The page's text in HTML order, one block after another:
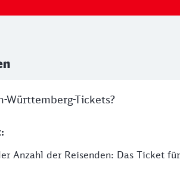
Württemberg-Tickets?
Anzahl der Reisenden: Das Ticket